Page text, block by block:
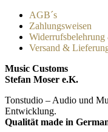
AGB´s
Zahlungsweisen
Versand &
Music Customs
Stefan Moser e.K.
Tonstudio – Audio und
Entwicklung.
Qualität made in